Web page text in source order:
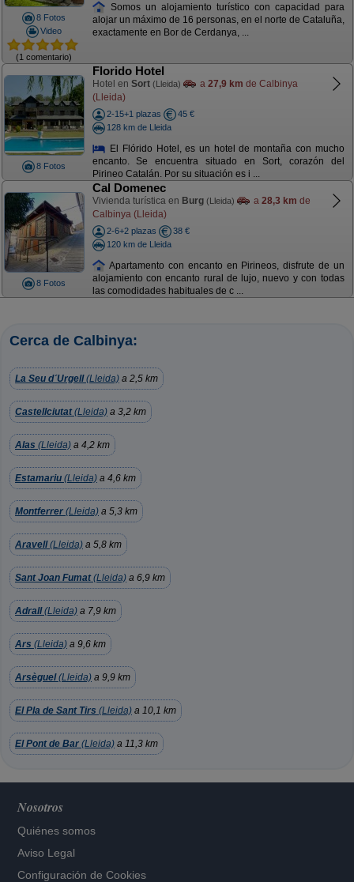
8 Fotos
Video
(1 comentario)
Somos un alojamiento turístico con capacidad para
alojar un máximo de 16 personas, en el norte de Cataluña,
exactamente en Bor de Cerdanya, ...
8 Fotos
Florido Hotel
Hotel en Sort (Lleida) a 27,9 km de Calbinya
(Lleida)
2-15+1 plazas
45 €
128 km de Lleida
El Flórido Hotel, es un hotel de montaña con mucho
encanto. Se encuentra situado en Sort, corazón del
Pirineo Catalán. Por su situación es i ...
8 Fotos
Cal Domenec
Vivienda turística en Burg (Lleida) a 28,3 km de
Calbinya (Lleida)
2-6+2 plazas
38 €
120 km de Lleida
Apartamento con encanto en Pirineos, disfrute de un
alojamiento con encanto rural de lujo, nuevo y con todas
las comodidades habituales de c ...
Cerca de Calbinya:
La Seu d´Urgell(Lleida) a 2,5 km
Castellciutat(Lleida) a 3,2 km
Alas (Lleida) a 4,2 km
Estamariu (Lleida) a 4,6 km
Montferrer (Lleida) a 5,3 km
Aravell(Lleida) a 5,8 km
Sant Joan Fumat(Lleida) a 6,9 km
Adrall(Lleida) a 7,9 km
Ars (Lleida) a 9,6 km
Arsèguel(Lleida) a 9,9 km
El Pla de Sant Tirs (Lleida) a 10,1 km
El Pont de Bar (Lleida) a 11,3 km
Nosotros
Quiénes somos
Aviso Legal
Configuración de Cookies